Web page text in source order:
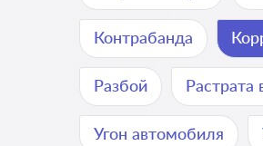
Контрабанда
Разбой Растрата
Угон автомобиля